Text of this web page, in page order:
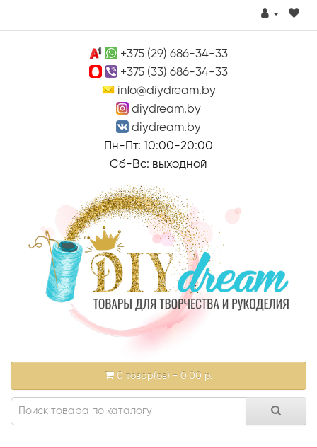
+375 (29) 686-34-33
+375 (33) 686-34-33
info@diydream.by
diydream.by
diydream.by
Пн-Пт: 10:00-20:00
Сб-Вс: выходной
0 товар(ов) - 0.00 р.